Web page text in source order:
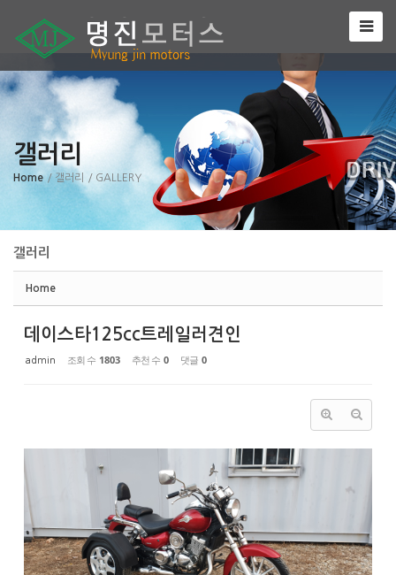
갤러리
Home / 갤러리 / GALLERY
갤러리
Home
데이스타125cc트레일러견인
admin 조회 수 1803 추천 수 0 댓글 0
Sketchbook5, 스케치북5
Sketchbook5, 스케치북5